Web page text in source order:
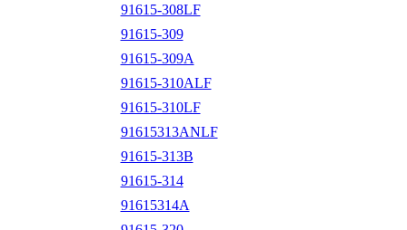
91615-308LF
91615-309
91615-309A
91615-310ALF
91615-310LF
91615313ANLF
91615-313B
91615-314
91615314A